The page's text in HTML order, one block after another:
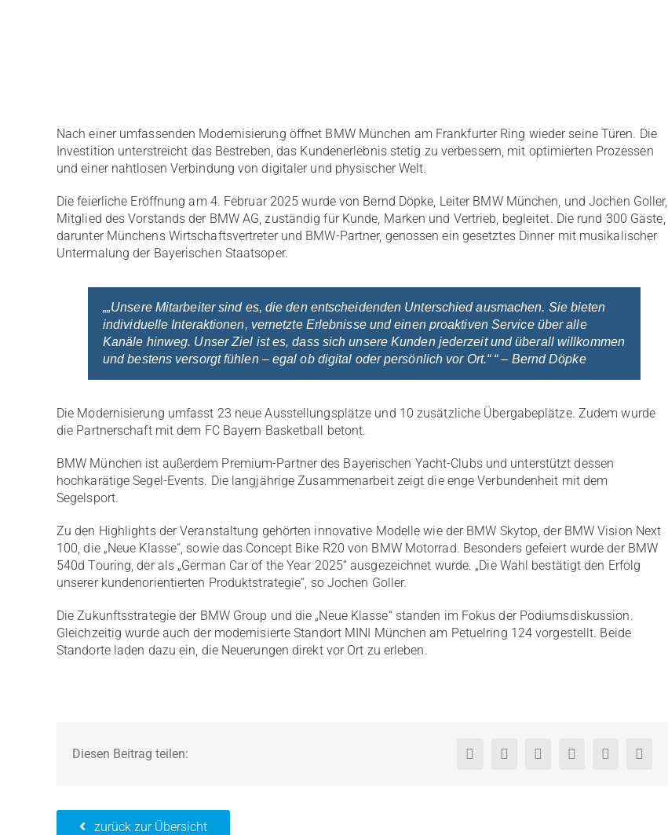
Nach einer umfassenden Modernisierung öffnet BMW München am Frankfurter Ring wieder seine Türen. Die
Investition unterstreicht das Bestreben, das Kundenerlebnis stetig zu verbessern, mit optimierten Prozessen
und einer nahtlosen Verbindung von digitaler und physischer Welt.
Die feierliche Eröffnung am 4. Februar 2025 wurde von Bernd Döpke, Leiter BMW München, und Jochen Goller,
Mitglied des Vorstands der BMW AG, zuständig für Kunde, Marken und Vertrieb, begleitet. Die rund 300 Gäste,
darunter Münchens Wirtschaftsvertreter und BMW-Partner, genossen ein gesetztes Dinner mit musikalischer
Untermalung der Bayerischen Staatsoper.
„„Unsere Mitarbeiter sind es, die den entscheidenden Unterschied ausmachen. Sie bieten
individuelle Interaktionen, vernetzte Erlebnisse und einen proaktiven Service über alle
Kanäle hinweg. Unser Ziel ist es, dass sich unsere Kunden jederzeit und überall willkommen
und bestens versorgt fühlen – egal ob digital oder persönlich vor Ort.“ “ – Bernd Döpke
Die Modernisierung umfasst 23 neue Ausstellungsplätze und 10 zusätzliche Übergabeplätze. Zudem wurde
die Partnerschaft mit dem FC Bayern Basketball betont.
BMW München ist außerdem Premium-Partner des Bayerischen Yacht-Clubs und unterstützt dessen
hochkarätige Segel-Events. Die langjährige Zusammenarbeit zeigt die enge Verbundenheit mit dem
Segelsport.
Zu den Highlights der Veranstaltung gehörten innovative Modelle wie der BMW Skytop, der BMW Vision Next
100, die „Neue Klasse“, sowie das Concept Bike R20 von BMW Motorrad. Besonders gefeiert wurde der BMW
540d Touring, der als „German Car of the Year 2025“ ausgezeichnet wurde. „Die Wahl bestätigt den Erfolg
unserer kundenorientierten Produktstrategie“, so Jochen Goller.
Die Zukunftsstrategie der BMW Group und die „Neue Klasse“ standen im Fokus der Podiumsdiskussion.
Gleichzeitig wurde auch der modernisierte Standort MINI München am Petuelring 124 vorgestellt. Beide
Standorte laden dazu ein, die Neuerungen direkt vor Ort zu erleben.
Diesen Beitrag teilen:
zurück zur Übersicht